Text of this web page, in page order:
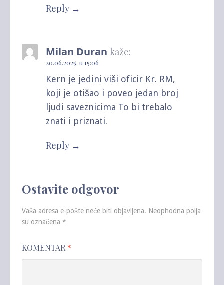
Reply
Milan Duran kaže:
20.06.2025. u 15:06
Kern je jedini viši oficir Kr. RM,
koji je otišao i poveo jedan broj
ljudi saveznicima To bi trebalo
znati i priznati.
Reply
Ostavite odgovor
Vaša adresa e-pošte neće biti objavljena. Neophodna polja
su označena *
KOMENTAR*